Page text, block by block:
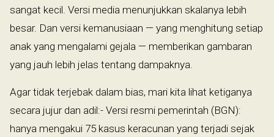
sangat kecil. Versi media menunjukkan skalanya lebih
besar. Dan versi kemanusiaan — yang menghitung setiap
anak yang mengalami gejala — memberikan gambaran
yang jauh lebih jelas tentang dampaknya.
Agar tidak terjebak dalam bias, mari kita lihat ketiganya
secara jujur dan adil:- Versi resmi pemerintah (BGN):
hanya mengakui 75 kasus keracunan yang terjadi sejak